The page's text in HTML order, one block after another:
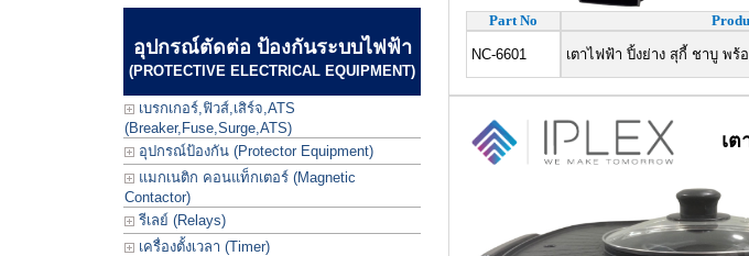
อุปกรณ์ตัดต่อ ป้องกันระบบไฟฟ้า
(PROTECTIVE ELECTRICAL EQUIPMENT)
เบรกเกอร์,ฟิวส์,เสิร์จ,ATS
(Breaker,Fuse,Surge,ATS)
อุปกรณ์ป้องกัน (Protector Equipment)
แมกเนติก คอนแท็กเตอร์ (Magnetic
Contactor)
รีเลย์ (Relays)
เครื่องตั้งเวลา (Timer)
Part No
NC-6601 เตาไฟฟ้า ปิ้งย่าง สุกี้ ชาบู พร้
เ